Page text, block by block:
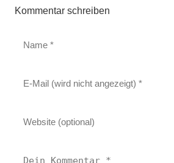
Kommentar schreiben